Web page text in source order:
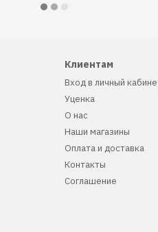
Клиентам
Вход в личный
Уценка
О нас
Наши магазины
Оплата и доставка
Контакты
Соглашение